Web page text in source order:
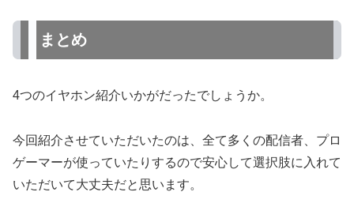
まとめ
4つのイヤホン紹介いかがだったでしょうか。
今回紹介させていただいたのは、全て多くの配信者、プロ
ゲーマーが使っていたりするので安心して選択肢に入れて
いただいて大丈夫だと思います。